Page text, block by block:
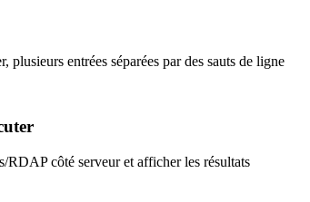
plusieurs entrées séparées par des sauts de ligne
côté serveur et afficher les résultats